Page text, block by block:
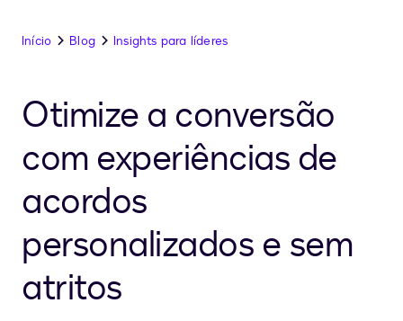
Início Blog Insights para líderes
Otimize a conversão
com experiências de
acordos
personalizados e sem
atritos